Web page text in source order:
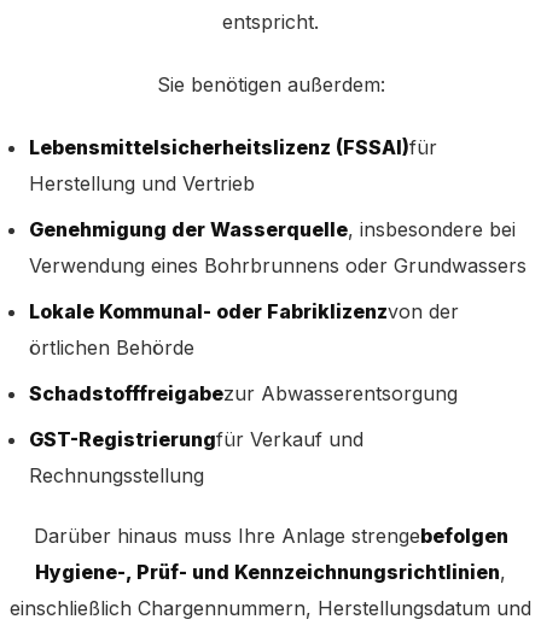
entspricht.
Sie benötigen außerdem:
Lebensmittelsicherheitslizenz (FSSAI)für
Herstellung und Vertrieb
Genehmigung der Wasserquelle, insbesondere bei
Verwendung eines Bohrbrunnens oder Grundwassers
Lokale Kommunal- oder Fabriklizenzvon der
örtlichen Behörde
Schadstofffreigabezur Abwasserentsorgung
GST-Registrierungfür Verkauf und
Rechnungsstellung
Darüber hinaus muss Ihre Anlage strengebefolgen
Hygiene-, Prüf- und Kennzeichnungsrichtlinien,
einschließlich Chargennummern, Herstellungsdatum und